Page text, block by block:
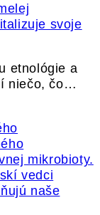
svoje
etnológie a
niečo, čo…
vedci
naše